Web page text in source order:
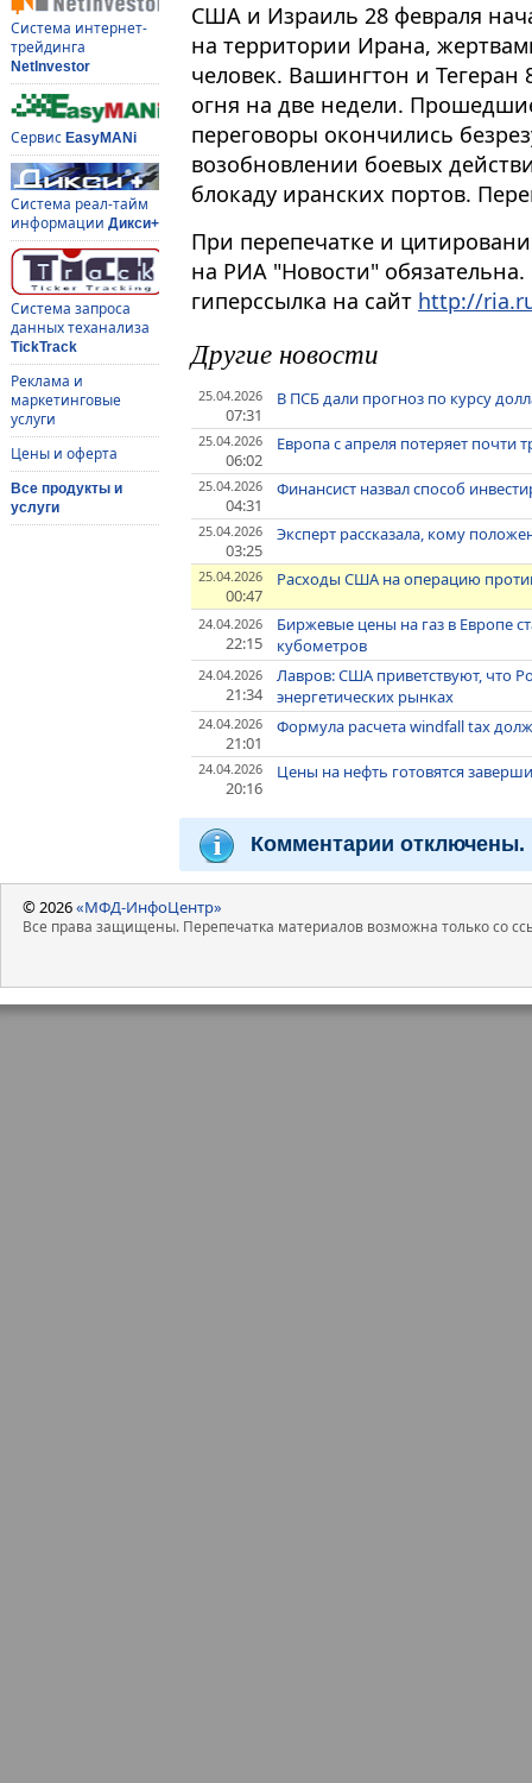
Система интернет-
трейдинга
NetInvestor
Сервис EasyMANi
Система реал-тайм
информации Дикси+
Система запроса
данных теханализа
TickTrack
Реклама и
маркетинговые
услуги
Цены и оферта
Все продукты и
услуги
США и Израиль 28 февраля
на территории Ирана,
человек. Вашингтон и
огня на две недели.
переговоры окончились
возобновлении боевых
блокаду иранских портов.
При перепечатке и
на РИА "Новости"
гиперссылка на сайт http://
Другие новости
25.04.2026
07:31
В ПСБ дали прогноз по курсу
25.04.2026
06:02
Европа с апреля потеряет почти
25.04.2026
04:31
Финансист назвал способ
25.04.2026
03:25
Эксперт рассказала, кому
25.04.2026
00:47
Расходы США на операцию
24.04.2026
22:15
Биржевые цены на газ в Европе
кубометров
24.04.2026
21:34
Лавров: США приветствуют, что
энергетических рынках
24.04.2026
21:01
Формула расчета windfall tax
24.04.2026
20:16
Цены на нефть готовятся
Комментарии отключены.
© 2026«МФД-ИнфоЦентр»
Все права защищены. Перепечатка материалов возможна только со